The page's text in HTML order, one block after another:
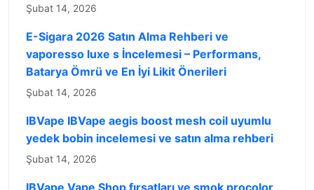
Şubat 14, 2026
E-Sigara 2026 Satın Alma Rehberi ve
vaporesso luxe s İncelemesi – Performans,
Batarya Ömrü ve En İyi Likit Önerileri
Şubat 14, 2026
IBVape IBVape aegis boost mesh coil uyumlu
yedek bobin incelemesi ve satın alma rehberi
Şubat 14, 2026
IBVape Vape Shop fırsatları ve smok procolor